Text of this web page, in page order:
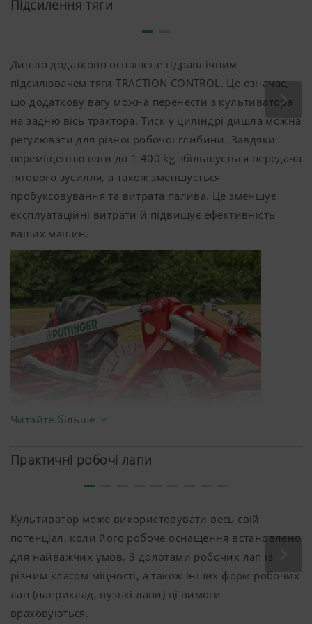
Більше інфо
Аналіз та статистика
Ми хочемо постійно покращувати зручність
та продуктивність нашої веб-сторінки. Тому
ми використовуємо технології аналізу
(включаючи файли cookie), які анонімно
вимірюють та оцінюють, який контент на
нашій веб-сторінці використовується та як
Призначення
Сookie-файлів
Тривалість
Google
Analytics
Аналіз
використання
6 Місяці
глибини внесення:
Top-placement – 100% внесення зверху
Mixed-placement – 50% зверху, 50% знизу
Down-placement – 100% добрив знизу
Підсилення тяги
Дишло додатково оснащене гідравлічним
підсилювачем тяги TRACTION CONTROL. Це означає,
що додаткову вагу можна перенести з культиватора
на задню вісь трактора. Тиск у циліндрі дишла можна
регулювати для різної робочої глибини. Завдяки
переміщенню ваги до 1.400 kg збільшується передача
тягового зусилля, а також зменшується
пробуксовування та витрата палива. Це зменшує
експлуатаційні витрати й підвищує ефективність
ваших машин.
Читайте більше
Практичні робочі лапи
Культиватор може використовувати весь свій
потенціал, коли його робоче оснащення встановлено
для найважчих умов. З долотами робочих лап із
різним класом міцності, а також інших форм робочих
лап (наприклад, вузькі лапи) ці вимоги
враховуються.